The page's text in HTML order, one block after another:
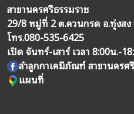
สาขานครศรีธรรมราช
29/8 หมู่ที่ 2 ต.ควนกรด อ.ทุ่งสง
โทร.080-535-6425
เปิด จันทร์-เสาร์ เวลา 8:00น.-
ลำลูกกาเคมีภัณฑ์ สาขานครศ
แผนที่